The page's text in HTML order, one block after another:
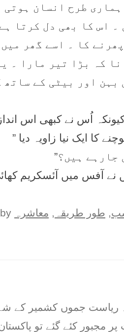
طرح انسان
اس کا بھی دل کرتا
کا ۔ اسے گھر
کہ بڑا تیر مارا ۔
اور بیٹی کے ساتھ
اُس نے کبھی اس
کا ایک نیا زاویہ دیا ”
جارہے ہیں؟”
نے آفس میں آئسکریم
, طور طريقہ , معاشرہ
by
۔ ریاست جموں کشمیر کے
مجبور کئے گئے تو